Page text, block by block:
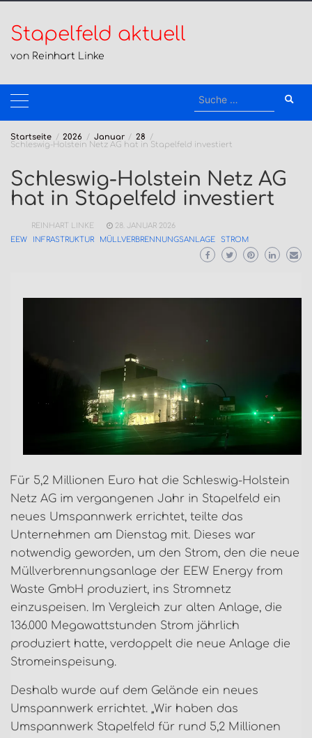
springen
Stapelfeld aktuell
von Reinhart Linke
Suche
nach:
Startseite 2026 Januar
28
Schleswig-Holstein Netz AG hat in Stapelfeld investiert
Schleswig-Holstein Netz AG
hat in Stapelfeld investiert
REINHART LINKE
28. JANUAR 2026
EEW
INFRASTRUKTUR MÜLLVERBRENNUNGSANLAGE STROM
Für 5,2 Millionen Euro hat die Schleswig-Holstein
Netz AG im vergangenen Jahr in Stapelfeld ein
neues Umspannwerk errichtet, teilte das
Unternehmen am Dienstag mit. Dieses war
notwendig geworden, um den Strom, den die neue
Müllverbrennungsanlage der EEW Energy from
Waste GmbH produziert, ins Stromnetz
einzuspeisen. Im Vergleich zur alten Anlage, die
136.000 Megawattstunden Strom jährlich
produziert hatte, verdoppelt die neue Anlage die
Stromeinspeisung.
Deshalb wurde auf dem Gelände ein neues
Umspannwerk errichtet. „Wir haben das
Umspannwerk Stapelfeld für rund 5,2 Millionen